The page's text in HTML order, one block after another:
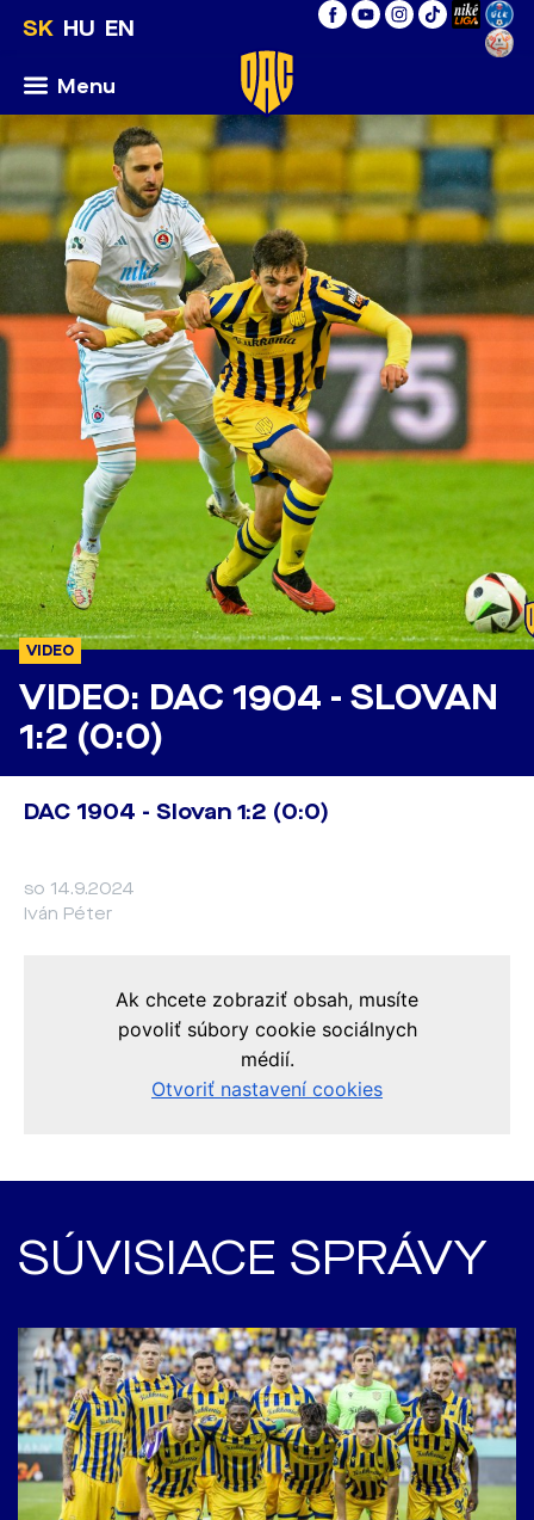
SK HU EN
Menu
VIDEO
VIDEO: DAC 1904 - SLOVAN
1:2 (0:0)
DAC 1904 - Slovan 1:2 (0:0)
so 14.9.2024
Iván Péter
SÚVISIACE SPRÁVY